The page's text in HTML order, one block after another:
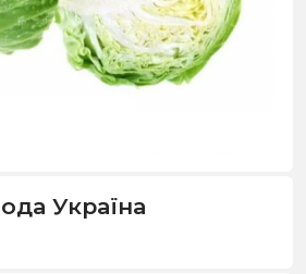
Україна